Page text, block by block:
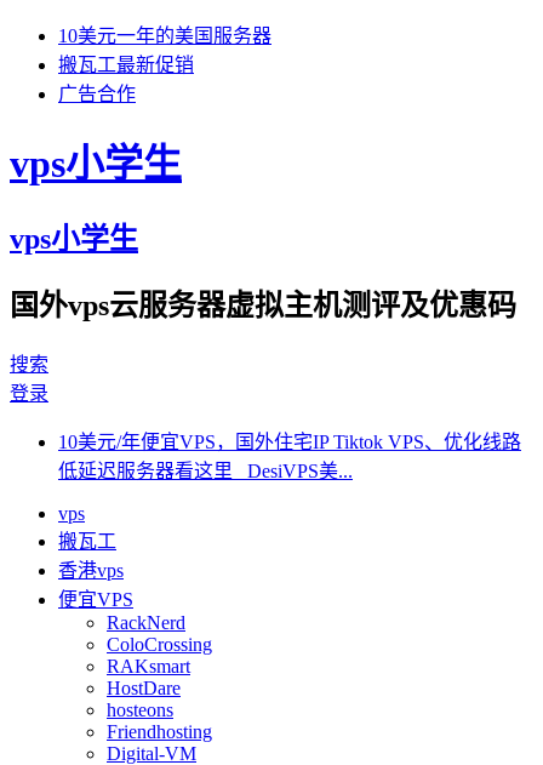
10美元一年的美国服务器
搬瓦工最新促销
广告合作
vps小学生
vps小学生
国外vps云服务器虚拟主机测评及优惠码
搜索
登录
10美元/年便宜VPS，国外住宅IP Tiktok VPS、优化线路
低延迟服务器看这里 DesiVPS美...
vps
搬瓦工
香港vps
便宜VPS
RackNerd
ColoCrossing
RAKsmart
HostDare
hosteons
Friendhosting
Digital-VM